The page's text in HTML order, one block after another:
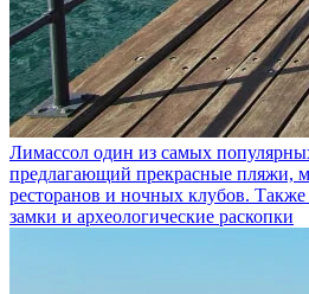
Лимассол один из самых
предлагающий прекрасные пляжи,
ресторанов и ночных клубов. Также
замки и археологические раскопки